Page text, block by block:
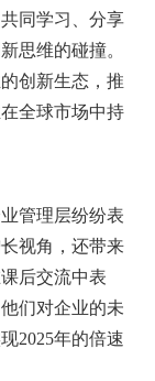
同学习、分享
思维的碰撞。
创新生态，推
全球市场中持
管理层纷纷表
视角，还带来
后交流中表
们对企业的未
2025年的倍速